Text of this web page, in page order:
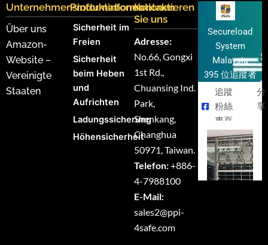
Unternehmensinformationen
Über uns
Amazon-
Website –
Vereinigte
Staaten
Produktinformationen
Sicherheit im
Freien
Sicherheit
beim Heben
und
Aufrichten
Ladungssicherung
Höhensicherheit
Kontaktieren
Sie uns
Adresse:
No.66, Gongxi
1st Rd.,
Chuansing Ind.
Park,
Shenkang,
Changhua
50971, Taiwan.
Telefon:+886-
4-7988100
E-Mail:
sales2@ppi-
4safe.com
Secureload
System
Malaysia
395 位追蹤者
追蹤
粉絲
專頁
分
享